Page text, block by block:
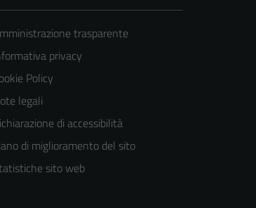
trasparente
privacy
Policy
legali
di accessibilità
di miglioramento del sito
sito web